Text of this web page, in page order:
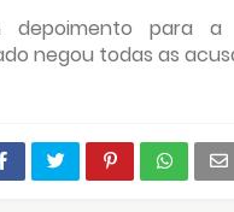
depoimento para a
negou todas as